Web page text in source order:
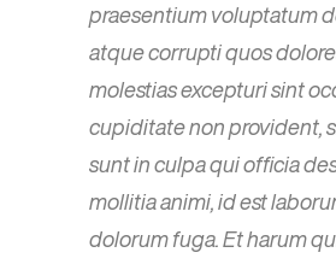
praesentium voluptatum
atque corrupti quos
molestias excepturi sint
cupiditate non provident,
sunt in culpa qui officia
mollitia animi, id est
dolorum fuga. Et harum